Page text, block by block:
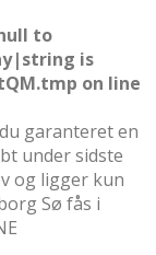
to
is
on line
garanteret en
under sidste
og ligger kun
Sø fås i